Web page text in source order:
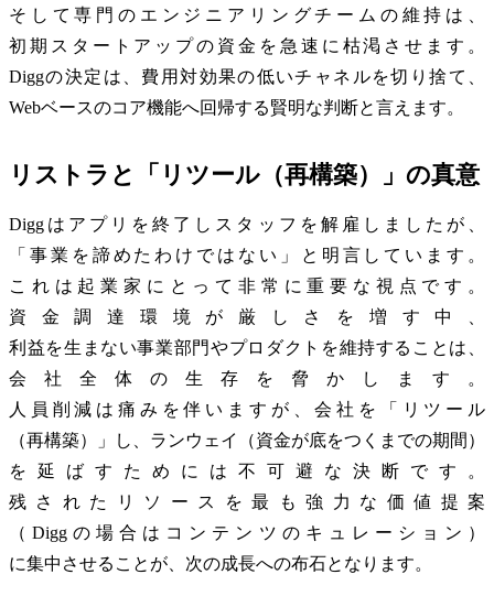
そして専門のエンジニアリングチームの維持は、
初期スタートアップの資金を急速に枯渇させます。
Diggの決定は、費用対効果の低いチャネルを切り捨て、
Webベースのコア機能へ回帰する賢明な判断と言えます。
リストラと「リツール（再構築）」の真意
Diggはアプリを終了しスタッフを解雇しましたが、
「事業を諦めたわけではない」と明言しています。
これは起業家にとって非常に重要な視点です。
資金調達環境が厳しさを増す中、
利益を生まない事業部門やプロダクトを維持することは、
会社全体の生存を脅かします。
人員削減は痛みを伴いますが、会社を「リツール
（再構築）」し、ランウェイ（資金が底をつくまでの期間）
を延ばすためには不可避な決断です。
残されたリソースを最も強力な価値提案
（Diggの場合はコンテンツのキュレーション）
に集中させることが、次の成長への布石となります。